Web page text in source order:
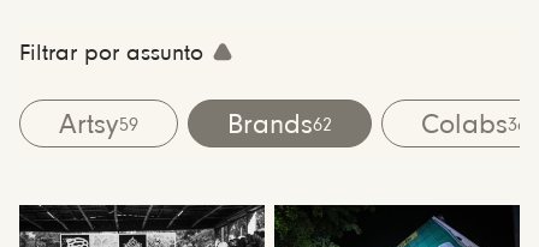
Filtrar por assunto
Artsy59 Brands62 Colabs36